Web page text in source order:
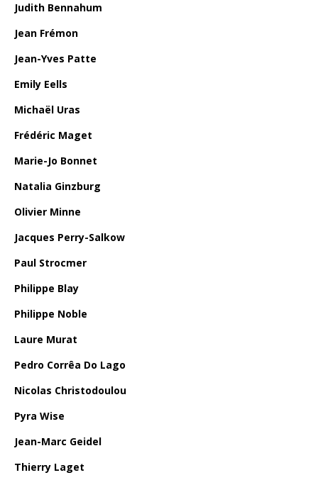
Judith Bennahum
Jean Frémon
Jean-Yves Patte
Emily Eells
Michaël Uras
Frédéric Maget
Marie-Jo Bonnet
Natalia Ginzburg
Olivier Minne
Jacques Perry-Salkow
Paul Strocmer
Philippe Blay
Philippe Noble
Laure Murat
Pedro Corrêa Do Lago
Nicolas Christodoulou
Pyra Wise
Jean-Marc Geidel
Thierry Laget